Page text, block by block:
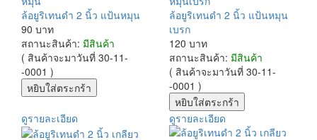
ล้อยูริเทนดำ 2 นิ้ว แป้นหมุน
90 บาท
สถานะสินค้า: มีสินค้า
( สินค้าจะมาวันที่ 30-11-
-0001 )
ล้อยูริเทนดำ 2 นิ้ว แป้นหมุน
เบรก
120 บาท
สถานะสินค้า: มีสินค้า
( สินค้าจะมาวันที่ 30-11-
-0001 )
ดูรายละเอียด ดูรายละเอียด